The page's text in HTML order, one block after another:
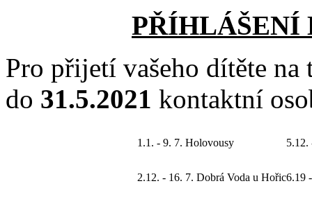
PŘÍHLÁŠENÍ
Pro přijetí vašeho dítěte na
do 31.5.2021 kontaktní
1.1. - 9. 7. Holovousy 5.12.
2.12. - 16. 7. Dobrá Voda u Hořic6.19